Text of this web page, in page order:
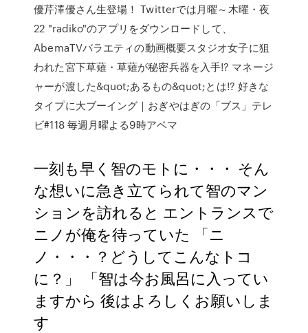
優芹澤優さん生登場！ Twitterでは月曜～木曜・夜
22 "radiko"のアプリをダウンロードして、
AbemaTVバラエティの動画概要スタジオ女子に狙
われた宮下草薙・草薙が秘密兵器を入手!? マネージ
ャーが渡した&quot;あるもの&quot;とは!? 好きな
タイプに大ブーイング｜おぎやはぎの「ブス」テレ
ビ#118 毎週月曜よる9時アベマ
一刻も早く智のモトに・・・ そん
な想いに急き立てられて智のマン
ションを訪れると エントランスで
ニノが俺を待っていた 「ニ
ノ・・・？どうしてこんなトコ
に？」 「智は今お風呂に入ってい
ますから 後はよろしくお願いしま
す